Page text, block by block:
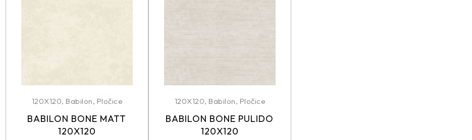
120X120, Babilon, Pločice
BABILON BONE MATT
120X120
120X120, Babilon, Pločice
BABILON BONE PULIDO
120X120